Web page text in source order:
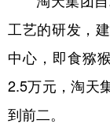
工艺的研发，
中心，即食猕
2.5万元，淘天
到前二。